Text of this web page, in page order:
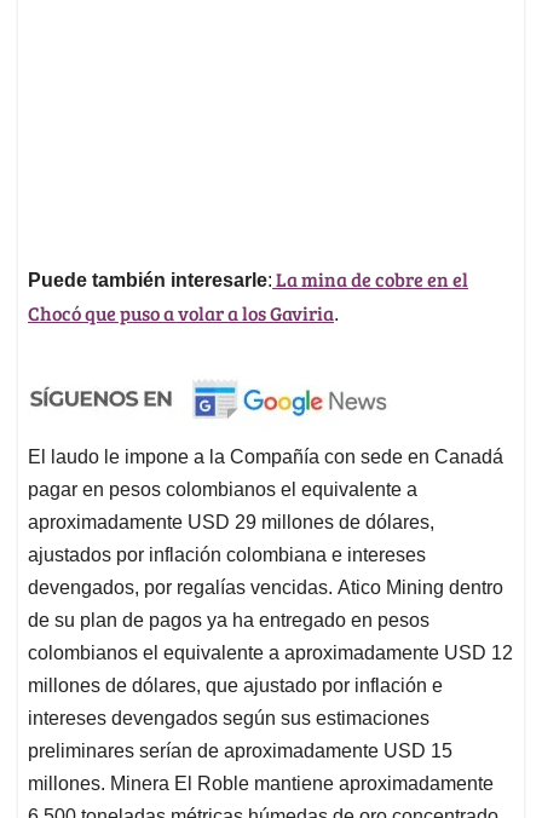
Puede también interesarle: La mina de cobre en el
Chocó que puso a volar a los Gaviria.
El laudo le impone a la Compañía con sede en Canadá
pagar en pesos colombianos el equivalente a
aproximadamente USD 29 millones de dólares,
ajustados por inflación colombiana e intereses
devengados, por regalías vencidas. Atico Mining dentro
de su plan de pagos ya ha entregado en pesos
colombianos el equivalente a aproximadamente USD 12
millones de dólares, que ajustado por inflación e
intereses devengados según sus estimaciones
preliminares serían de aproximadamente USD 15
millones. Minera El Roble mantiene aproximadamente